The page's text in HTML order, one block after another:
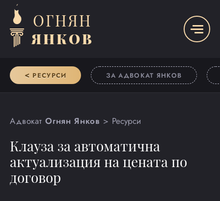
ОГНЯН
ЯНКОВ
< РЕСУРСИ ЗА АДВОКАТ ЯНКОВ
Адвокат Огнян Янков Ресурси
Клауза за автоматична
актуализация на цената по
договор